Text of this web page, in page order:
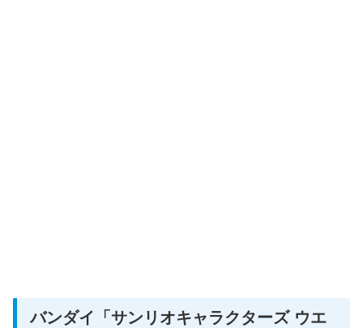
バンダイ 「サンリオキャラクターズ ウエ